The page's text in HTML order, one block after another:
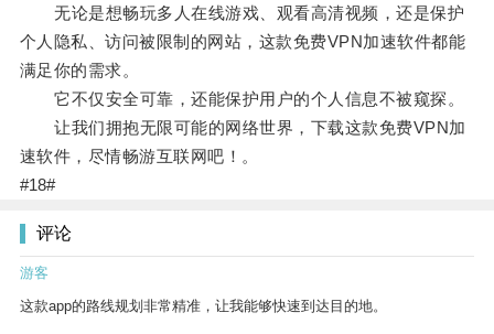
无论是想畅玩多人在线游戏、观看高清视频，还是保护
个人隐私、访问被限制的网站，这款免费VPN加速软件都能
满足你的需求。
它不仅安全可靠，还能保护用户的个人信息不被窥探。
让我们拥抱无限可能的网络世界，下载这款免费VPN加
速软件，尽情畅游互联网吧！。
#18#
评论
游客
这款app的路线规划非常精准，让我能够快速到达目的地。